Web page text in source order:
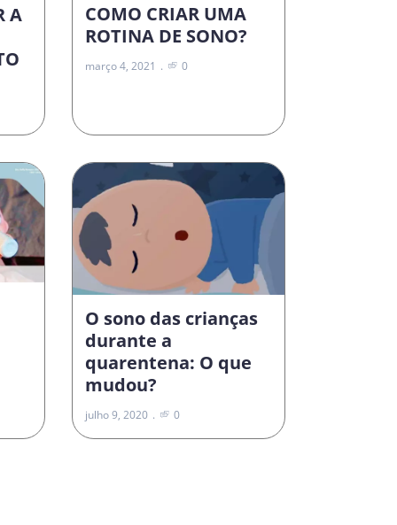
A
COMO CRIAR UMA
ROTINA DE SONO?
março 4, 2021 0
O sono das crianças
durante a
quarentena: O que
mudou?
julho 9, 2020 0